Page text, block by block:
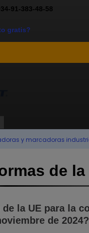
91-383-48-58
gratis?
y marcadoras
de
de la UE para la
de 2024?